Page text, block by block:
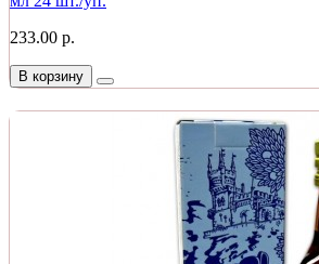
233.00 р.
В корзину